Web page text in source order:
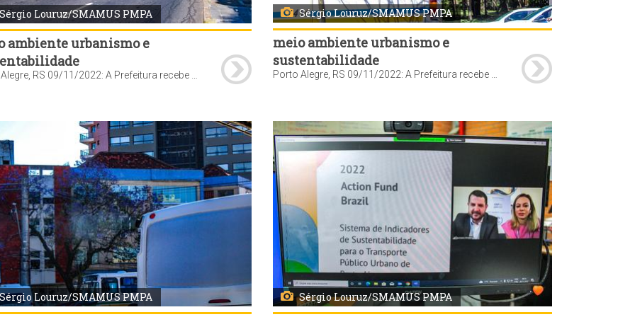
Louruz/SMAMUS PMPA
ambiente urbanismo e
Sérgio Louruz/SMAMUS PMPA
meio ambiente urbanismo e
sustentabilidade
Louruz/SMAMUS PMPA Sérgio Louruz/SMAMUS PMPA